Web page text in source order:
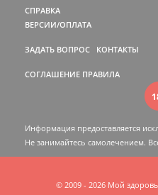
СПРАВКА
ВЕРСИИ/ОПЛАТА
ЗАДАТЬ ВОПРОС КОНТАКТЫ
СОГЛАШЕНИЕ ПРАВИЛА
Информация предоставляется
Не занимайтесь самолечением.
© 2009 - 2026 Мой